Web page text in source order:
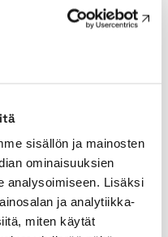
sisällön ja mainosten
ominaisuuksien
analysoimiseen. Lisäksi
ja analytiikka-
miten käytät
50m